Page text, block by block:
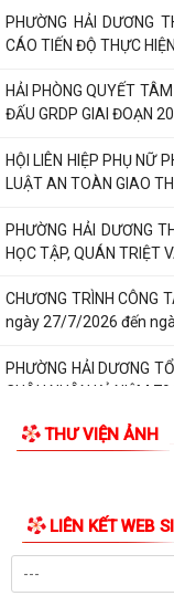
PHƯỜNG HẢI DƯƠNG
CHÂU NHÂN KỶ NIỆM
ẤM ÁP NGHĨA TÌNH
DƯƠNG
CHƯƠNG TRÌNH
NGƯỜI CÓ CÔNG VỚI
“BỮA CƠM TRI ÂN” –
DÀNH CHO CÁC GIA
HỘI ĐỒNG NHÂN DÂN
CABINET TRONG TỔ
THÔNG BÁO VỀ VIỆC
TĂNG CƯỜNG CÔNG
Thư của Tổng Bí thư,
Ngày Thương binh - Liệt sĩ
THƯ VIỆN ẢNH